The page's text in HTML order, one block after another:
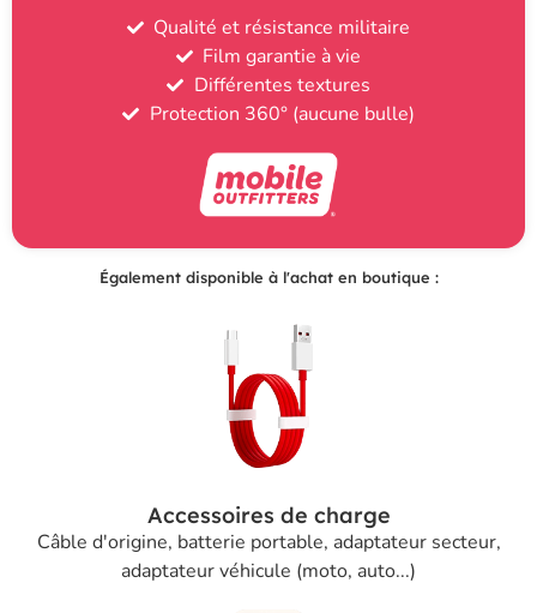
Qualité et résistance militaire
Film garantie à vie
Différentes textures
Protection 360° (aucune bulle)
Également disponible à l'achat en boutique :
Accessoires de charge
Câble d'origine, batterie portable, adaptateur secteur,
adaptateur véhicule (moto, auto...)